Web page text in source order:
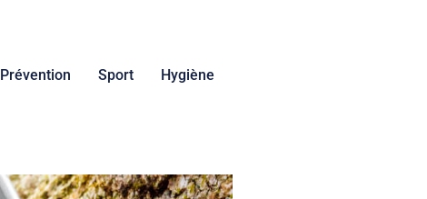
Prévention Sport Hygiène